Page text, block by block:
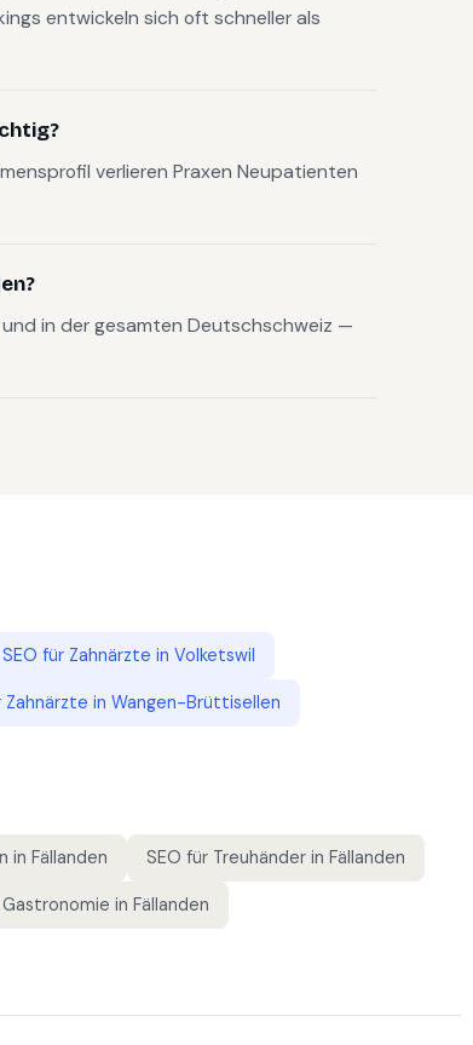
entwickeln sich oft schneller als
verlieren Praxen Neupatienten
in der gesamten Deutschschweiz —
SEO für Zahnärzte in Volketswil
Zahnärzte in Wangen-Brüttisellen
in Fällanden SEO für Treuhänder in Fällanden
in Fällanden